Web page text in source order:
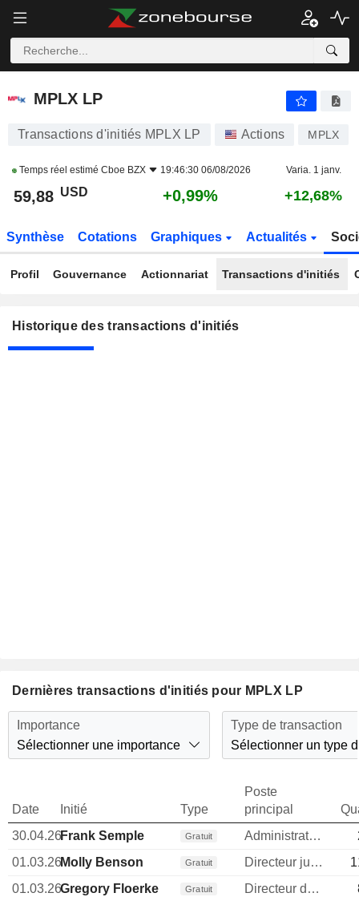
MPLX LP
MPLX LP
Transactions d'initiés MPLX LP Actions MPLX
Temps réel estimé Cboe BZX 19:46:30 06/08/2026 Varia. 1 janv.
59,88 USD +0,99% +12,68%
Synthèse Cotations Graphiques Actualités
Profil Gouvernance Actionnariat Transactions d'initiés
Historique des transactions d'initiés
Dernières transactions d'initiés pour MPLX LP
Importance
Sélectionner une importance
Type de transaction
Sélectionner un type
Date Initié Type
Poste
principal
30.04.26Frank Semple Gratuit Administrateur
01.03.26Molly Benson Gratuit Directeur juridique
01.03.26Gregory Floerke Gratuit Directeur des operations